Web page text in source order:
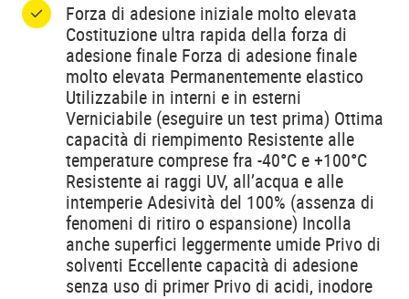
Forza di adesione iniziale molto elevata
Costituzione ultra rapida della forza di
adesione finale Forza di adesione finale
molto elevata Permanentemente elastico
Utilizzabile in interni e in esterni
Verniciabile (eseguire un test prima) Ottima
capacità di riempimento Resistente alle
temperature comprese fra -40°C e +100°C
Resistente ai raggi UV, all’acqua e alle
intemperie Adesività del 100% (assenza di
fenomeni di ritiro o espansione) Incolla
anche superfici leggermente umide Privo di
solventi Eccellente capacità di adesione
senza uso di primer Privo di acidi, inodore